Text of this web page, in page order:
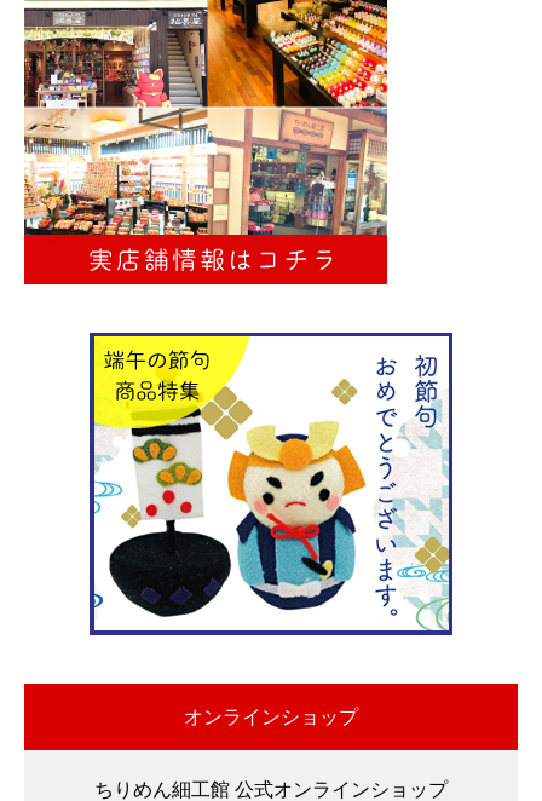
オンラインショップ
ちりめん細工館 公式オンラインショップ